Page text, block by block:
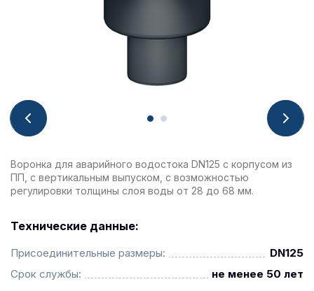
Воронка для аварийного водостока DN125 с корпусом из
ПП, с вертикальным выпуском, с возможностью
регулировки толщины слоя воды от 28 до 68 мм.
Технические данные:
Присоединительные размеры:
DN125
Срок службы:
не менее 50 лет